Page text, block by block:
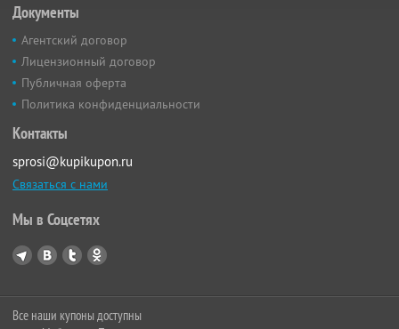
Документы
Агентский договор
Лицензионный договор
Публичная оферта
Политика конфиденциальности
Контакты
sprosi@kupikupon.ru
Связаться с нами
Мы в Соцсетях
Все наши купоны доступны